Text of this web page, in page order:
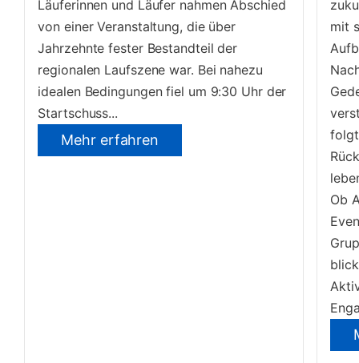
Läuferinnen und Läufer nahmen Abschied
von einer Veranstaltung, die über
Jahrzehnte fester Bestandteil der
regionalen Laufszene war. Bei nahezu
idealen Bedingungen fiel um 9:30 Uhr der
Startschuss...
Mehr erfahren
mit
Ob